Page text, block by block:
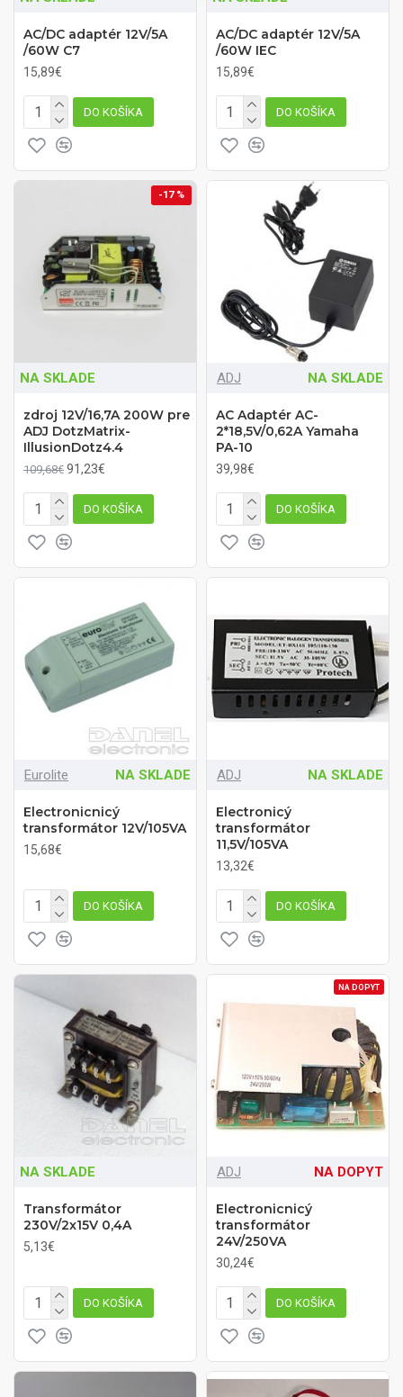
AC/DC adaptér 12V/5A
/60W C7
15,89€
DO KOŠÍKA
AC/DC adaptér 12V/5A
/60W IEC
15,89€
DO KOŠÍKA
-17 %
NA SKLADE
zdroj 12V/16,7A 200W pre
ADJ DotzMatrix-
IllusionDotz4.4
109,68€ 91,23€
DO KOŠÍKA
ADJ NA SKLADE
AC Adaptér AC-
2*18,5V/0,62A Yamaha
PA-10
39,98€
DO KOŠÍKA
Eurolite NA SKLADE
Electronicnicý
transformátor 12V/105VA
15,68€
DO KOŠÍKA
ADJ NA SKLADE
Electronicý
transformátor
11,5V/105VA
13,32€
DO KOŠÍKA
NA SKLADE
Transformátor
230V/2x15V 0,4A
5,13€
DO KOŠÍKA
NA DOPYT
ADJ NA DOPYT
Electronicnicý
transformátor
24V/250VA
30,24€
DO KOŠÍKA